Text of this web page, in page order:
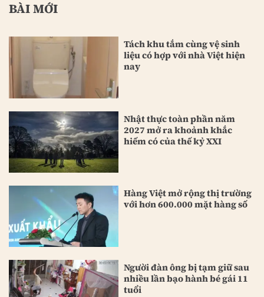
BÀI MỚI
Tách khu tắm cùng vệ sinh
liệu có hợp với nhà Việt hiện
nay
Nhật thực toàn phần năm
2027 mở ra khoảnh khắc
hiếm có của thế kỷ XXI
Hàng Việt mở rộng thị trường
với hơn 600.000 mặt hàng số
Người đàn ông bị tạm giữ sau
nhiều lần bạo hành bé gái 11
tuổi